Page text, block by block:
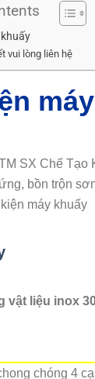
vui lòng liên hệ
SX Chế Tạo
bồn trộn
máy khuấy
vật liệu inox